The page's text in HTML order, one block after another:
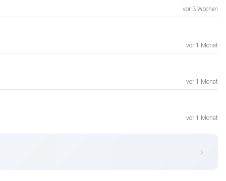
vor 3 Wochen
vor 1 Monat
vor 1 Monat
vor 1 Monat